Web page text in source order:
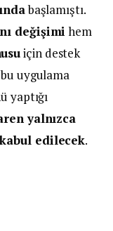
başlamıştı.
değişimi hem
için destek
uygulama
yaptığı
yalnızca
edilecek.